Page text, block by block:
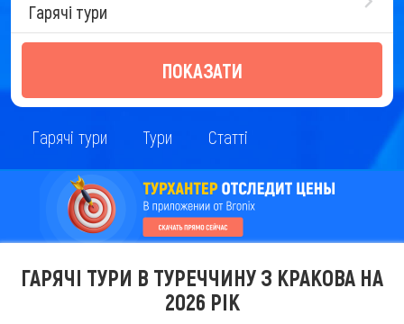
Гарячі тури
ПОКАЗАТИ
Гарячі тури Тури Статті
ГАРЯЧІ ТУРИ В ТУРЕЧЧИНУ З КРАКОВА НА
2026 РІК